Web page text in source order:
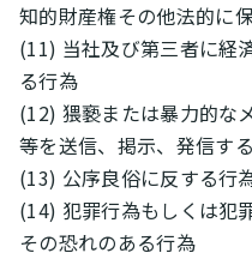
知的財産権その他法的に
(11) 当社及び第三者に経
る行為
(12) 猥褻または暴力的な
等を送信、掲示、発信す
(13) 公序良俗に反する行
(14) 犯罪行為もしくは犯
その恐れのある行為